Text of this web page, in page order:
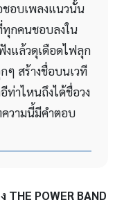
ชอบเพลงแนวนั้น
กคนชอบลงใน
งแล้วดุเดือดไฟลุก
ๆ สร้างชื่อบนเวที
ท่าไหนถึงได้ชื่อวง
วามนี้มีคำตอบ
POWER BAND